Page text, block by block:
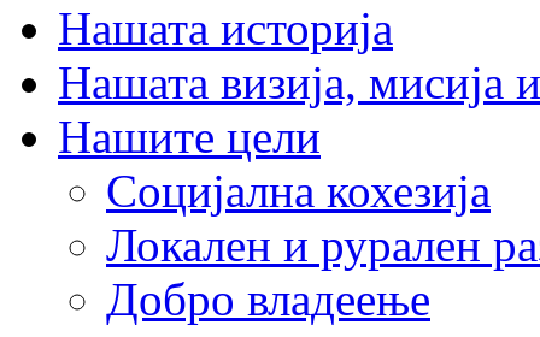
Нашата историја
Нашата визија, мисија и
Нашите цели
Социјална кохезија
Локален и рурален
Добро владеење